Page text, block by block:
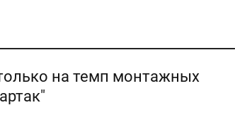
на темп монтажных